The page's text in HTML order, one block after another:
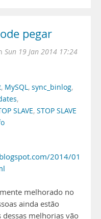
pegar
Sun 19 Jan 2014 17:24
, MySQL, sync_binlog,
,
SLAVE, STOP SLAVE
2014/01/can-
melhorado no
ainda estão
melhorias vão